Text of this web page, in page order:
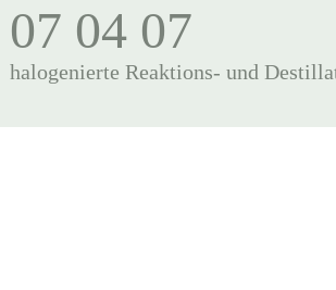
07 04 07
halogenierte Reaktions- und